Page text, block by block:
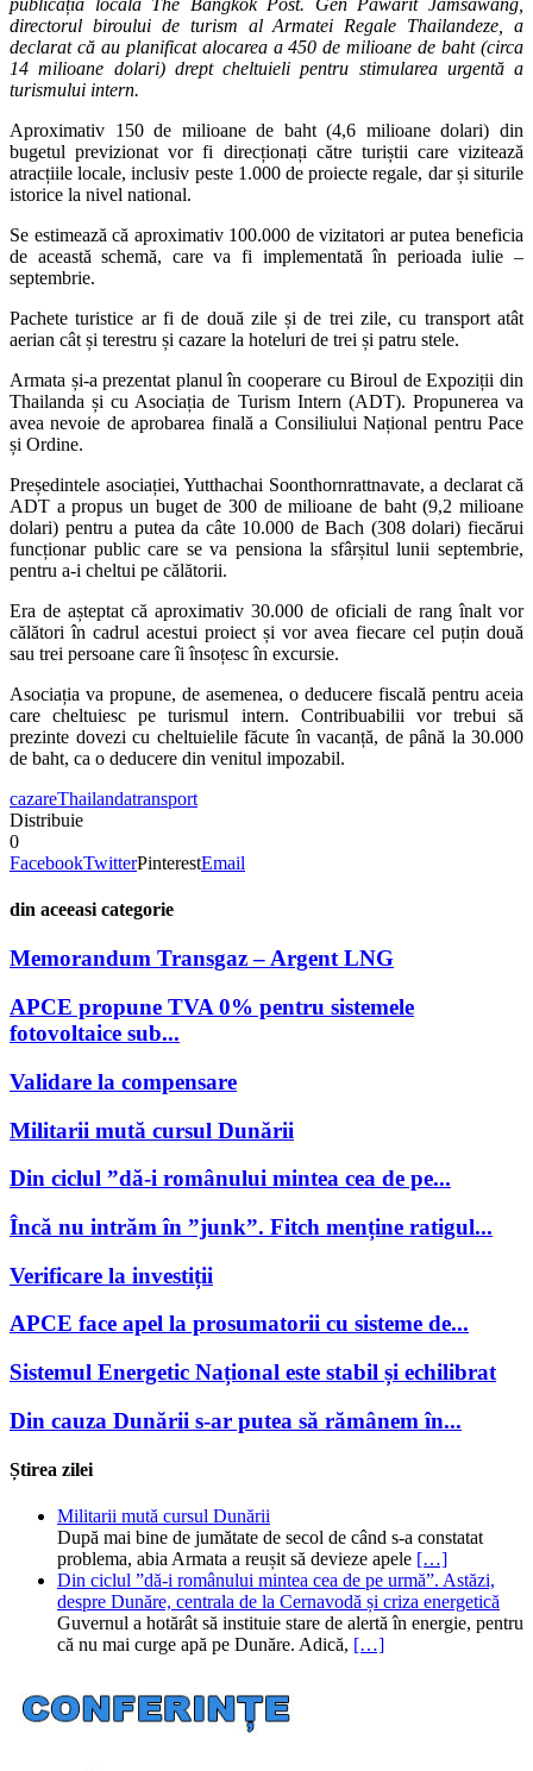
directorul biroului de turism al Armatei Regale Thailandeze, a
declarat că au planificat alocarea a 450 de milioane de baht (circa
14 milioane dolari) drept cheltuieli pentru stimularea urgentă a
turismului intern.
Aproximativ 150 de milioane de baht (4,6 milioane dolari) din
bugetul previzionat vor fi direcționați către turiștii care vizitează
atracțiile locale, inclusiv peste 1.000 de proiecte regale, dar și siturile
istorice la nivel national.
Se estimează că aproximativ 100.000 de vizitatori ar putea beneficia
de această schemă, care va fi implementată în perioada iulie –
septembrie.
Pachete turistice ar fi de două zile și de trei zile, cu transport atât
aerian cât și terestru și cazare la hoteluri de trei și patru stele.
Armata și-a prezentat planul în cooperare cu Biroul de Expoziții din
Thailanda și cu Asociația de Turism Intern (ADT). Propunerea va
avea nevoie de aprobarea finală a Consiliului Național pentru Pace
și Ordine.
Președintele asociației, Yutthachai Soonthornrattnavate, a declarat că
ADT a propus un buget de 300 de milioane de baht (9,2 milioane
dolari) pentru a putea da câte 10.000 de Bach (308 dolari) fiecărui
funcționar public care se va pensiona la sfârșitul lunii septembrie,
pentru a-i cheltui pe călătorii.
Era de așteptat că aproximativ 30.000 de oficiali de rang înalt vor
călători în cadrul acestui proiect și vor avea fiecare cel puțin două
sau trei persoane care îi însoțesc în excursie.
Asociația va propune, de asemenea, o deducere fiscală pentru aceia
care cheltuiesc pe turismul intern. Contribuabilii vor trebui să
prezinte dovezi cu cheltuielile făcute în vacanță, de până la 30.000
de baht, ca o deducere din venitul impozabil.
cazareThailandatransport
Distribuie
0
FacebookTwitterPinterestEmail
din aceeasi categorie
Memorandum Transgaz – Argent LNG
APCE propune TVA 0% pentru sistemele
fotovoltaice sub...
Validare la compensare
Militarii mută cursul Dunării
Din ciclul ”dă-i românului mintea cea de pe...
Încă nu intrăm în ”junk”. Fitch menține ratigul...
Verificare la investiții
APCE face apel la prosumatorii cu sisteme de...
Sistemul Energetic Național este stabil și echilibrat
Din cauza Dunării s-ar putea să rămânem în...
Știrea zilei
Militarii mută cursul Dunării
După mai bine de jumătate de secol de când s-a constatat
problema, abia Armata a reușit să devieze apele […]
Din ciclul ”dă-i românului mintea cea de pe urmă”. Astăzi,
despre Dunăre, centrala de la Cernavodă și criza energetică
Guvernul a hotărât să instituie stare de alertă în energie, pentru
că nu mai curge apă pe Dunăre. Adică, […]